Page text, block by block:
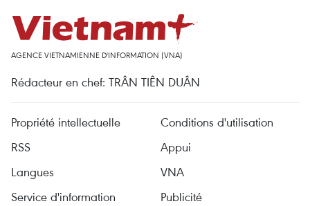
AGENCE VIETNAMIENNE D'INFORMATION (VNA)
Rédacteur en chef: TRÂN TIÊN DUÂN
Propriété intellectuelle
Conditions d'utilisation
RSS
Appui
Langues
VNA
Service d'information
Publicité